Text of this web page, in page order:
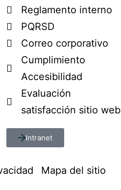
Reglamento interno
PQRSD
Correo corporativo
Cumplimiento
Accesibilidad
Evaluación
satisfacción sitio web
Intranet
Mapa del sitio